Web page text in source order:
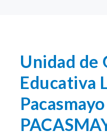
Unidad de
Educativa